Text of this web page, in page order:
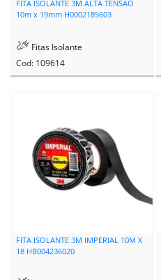
FITA ISOLANTE 3M ALTA TENSAO
10m x 19mm H0002185603
Fitas Isolante
Cod: 109614
FITA ISOLANTE 3M IMPERIAL 10M X
18 HB004236020